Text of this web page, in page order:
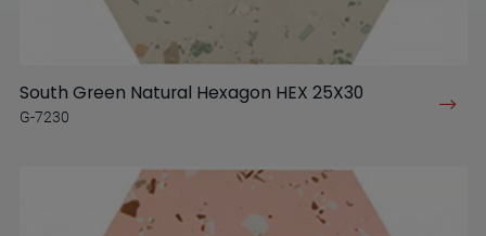
South Green Natural Hexagon HEX 25X30
G-7230